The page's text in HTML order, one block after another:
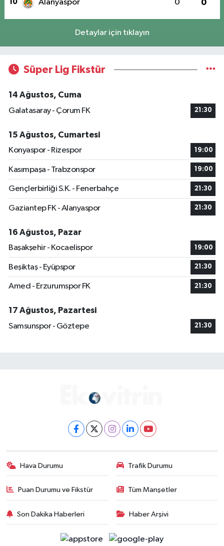
10 Alanyaspor 0 0
Detaylar için tıklayın
Süper Lig Fikstür
14 Ağustos, Cuma
Galatasaray - Çorum FK
21:30
15 Ağustos, Cumartesi
Konyaspor - Rizespor
19:00
Kasımpaşa - Trabzonspor 19:00
Gençlerbirliği S.K. - Fenerbahçe 21:30
Gaziantep FK - Alanyaspor 21:30
16 Ağustos, Pazar
Başakşehir - Kocaelispor
19:00
Beşiktaş - Eyüpspor 21:30
Amed - Erzurumspor FK 21:30
17 Ağustos, Pazartesi
Samsunspor - Göztepe
21:30
Hava Durumu Trafik Durumu
Puan Durumu ve Fikstür Tüm Manşetler
Son Dakika Haberleri Haber Arşivi